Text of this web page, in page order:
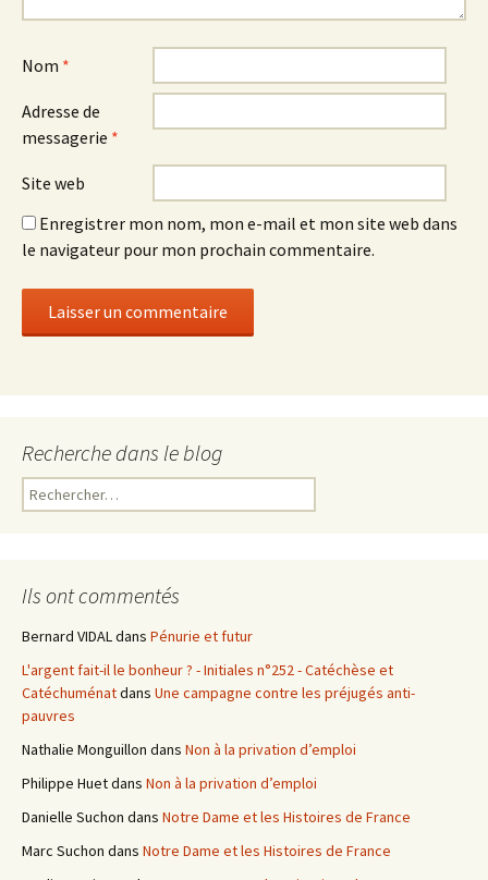
Nom *
Adresse de
messagerie *
Site web
Enregistrer mon nom, mon e-mail et mon site web dans
le navigateur pour mon prochain commentaire.
Recherche dans le blog
R
e
r
h
e
r
Ils ont commentés
Bernard VIDALdans Pénurie et futur
L'argent fait-il le bonheur ? - Initiales n°252 - Catéchèse et
Catéchuménatdans Une campagne contre les préjugés anti-
pauvres
Nathalie Monguillon dans Non à la privation d’emploi
Philippe Huetdans Non à la privation d’emploi
Danielle Suchon dans Notre Dame et les Histoires de France
Marc Suchon dans Notre Dame et les Histoires de France